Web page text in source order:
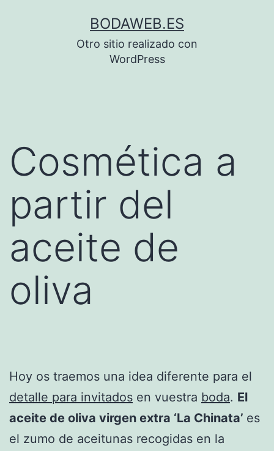
BODAWEB.ES
Otro sitio realizado con
WordPress
Cosmética a
partir del
aceite de
oliva
Hoy os traemos una idea diferente para el
detalle para invitados en vuestra boda. El
aceite de oliva virgen extra ‘La Chinata’ es
el zumo de aceitunas recogidas en la